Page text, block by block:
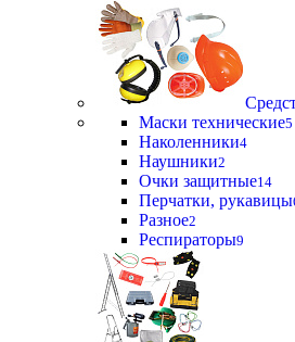
Маски технические5
Наколенники4
Наушники2
Очки защитные14
Перчатки, рукавицы
Разное2
Респираторы9